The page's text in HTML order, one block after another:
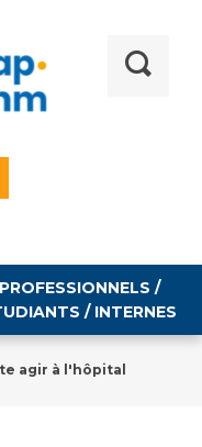
PROFESSIONNELS /
/ INTERNES
agir à l'hôpital